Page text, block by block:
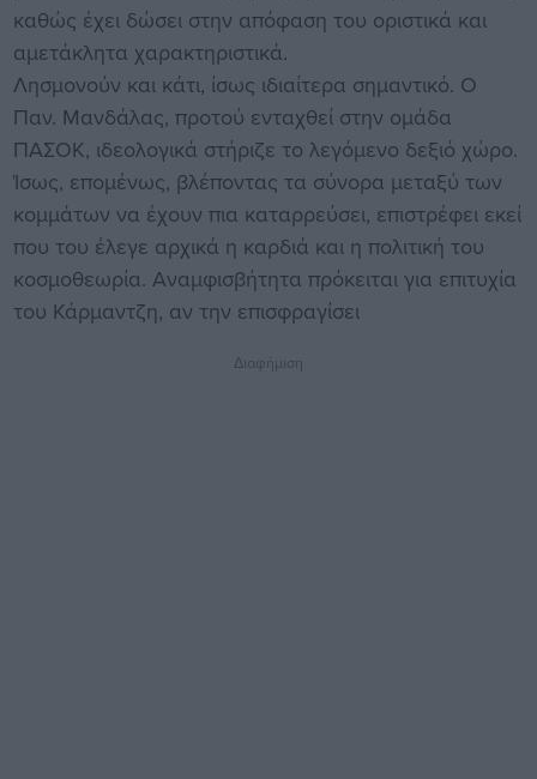
καθώς έχει δώσει στην απόφαση του οριστικά και
αμετάκλητα χαρακτηριστικά.
Λησμονούν και κάτι, ίσως ιδιαίτερα σημαντικό. Ο
Παν. Μανδάλας, προτού ενταχθεί στην ομάδα
ΠΑΣΟΚ, ιδεολογικά στήριζε το λεγόμενο δεξιό χώρο.
Ίσως, επομένως, βλέποντας τα σύνορα μεταξύ των
κομμάτων να έχουν πια καταρρεύσει, επιστρέφει εκεί
που του έλεγε αρχικά η καρδιά και η πολιτική του
κοσμοθεωρία. Αναμφισβήτητα πρόκειται για επιτυχία
του Κάρμαντζη, αν την επισφραγίσει
Διαφήμιση